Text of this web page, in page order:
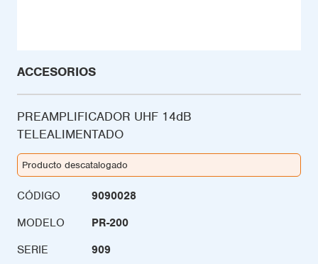
ACCESORIOS
PREAMPLIFICADOR UHF 14dB
TELEALIMENTADO
Producto descatalogado
CÓDIGO
9090028
MODELO
PR-200
SERIE
909